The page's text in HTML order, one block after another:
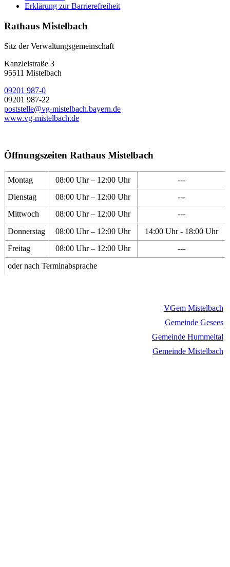
Erklärung zur Barrierefreiheit
Rathaus Mistelbach
Sitz der Verwaltungsgemeinschaft
Kanzleistraße 3
95511 Mistelbach
09201 987-0
09201 987-22
poststelle@vg-mistelbach.bayern.de
www.vg-mistelbach.de
Öffnungszeiten Rathaus Mistelbach
Montag 08:00 Uhr – 12:00 Uhr
---
Dienstag
08:00 Uhr – 12:00 Uhr
---
Mittwoch
08:00 Uhr – 12:00 Uhr
---
Donnerstag
08:00 Uhr – 12:00 Uhr
14:00 Uhr - 18:00 Uhr
Freitag
08:00 Uhr – 12:00 Uhr
---
oder nach Terminabsprache
VGem Mistelbach
Gemeinde Gesees
Gemeinde Hummeltal
Gemeinde Mistelbach